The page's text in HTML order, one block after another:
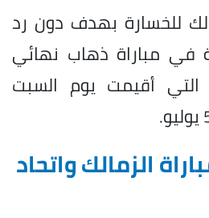
للخسارة بهدف دون رد
في مباراة ذهاب نهائي
التي أقيمت يوم السبت
الزمالك واتحاد